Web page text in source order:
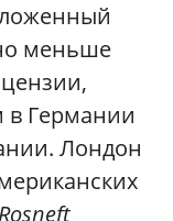
меньше
в Германии
Лондон
Rosneft